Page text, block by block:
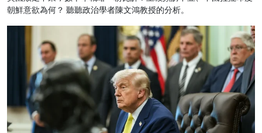
朝鮮意欲為何？ 聽聽政治學者陳文鴻教授的分析。